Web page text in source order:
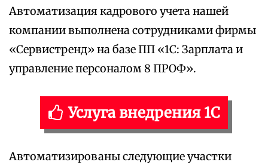
Автоматизация кадрового учета нашей
компании выполнена сотрудниками фирмы
«Сервистренд» на базе ПП «1С: Зарплата и
управление персоналом 8 ПРОФ».
Услуга внедрения 1С
Автоматизированы следующие участки